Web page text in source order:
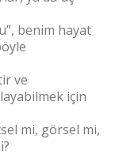
benim hayat
ve
için
mi, görsel mi,